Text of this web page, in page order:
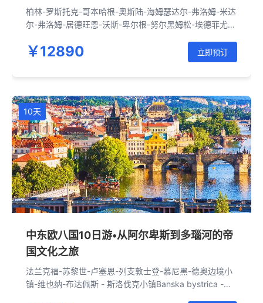
柏林-罗斯托克-哥本哈根-奥斯陆-海姆瑟达尔-弗洛姆-米达
尔-弗洛姆-居德旺恩-沃斯-卑尔根-努尔黑姆松-埃德菲尤
波茨南-华沙-克拉科夫-奥斯维辛-佛罗茨瓦夫-柏林
￥12890 立即预订
10天
中东欧八国10日游•从阿尔卑斯到多瑙河的帝
国文化之旅
法兰克福-苏黎世-卢塞恩-列支敦士登-慕尼黑-德奥边境小
镇-维也纳-布达佩斯 - 斯洛伐克小镇Banska bystrica -克